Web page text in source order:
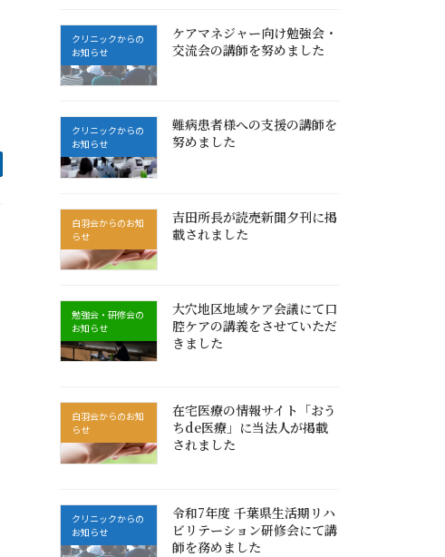
クリニックからの
お知らせ
ケアマネジャー向け勉強会・
交流会の講師を努めました
クリニックからの
お知らせ
難病患者様への支援の講師を
努めました
白羽会からのお知
らせ
吉田所長が読売新聞夕刊に掲
載されました
勉強会・研修会の
お知らせ
大穴地区地域ケア会議にて口
腔ケアの講義をさせていただ
きました
白羽会からのお知
らせ
在宅医療の情報サイト「おう
ちde医療」に当法人が掲載
されました
クリニックからの
お知らせ
令和7年度 千葉県生活期リハ
ビリテーション研修会にて講
師を務めました